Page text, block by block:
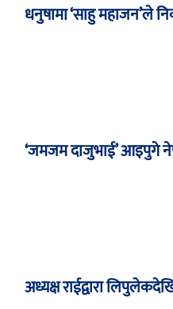
धनुषामा ‘साहु महाजन’ले
‘जमजम दाजुभाई’ आइपुगे
अध्यक्ष राईद्वारा